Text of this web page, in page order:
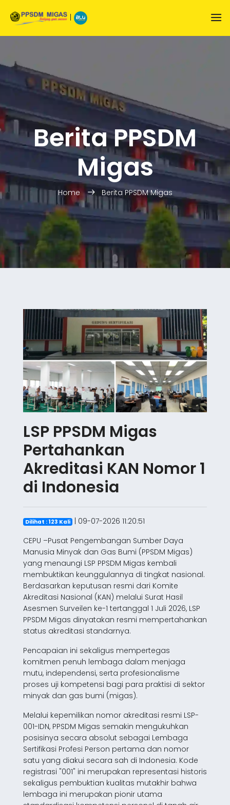
|
Berita PPSDM
Migas
Home Berita PPSDM Migas
LSP PPSDM Migas
Pertahankan
Akreditasi KAN Nomor 1
di Indonesia
Dilihat : 123 Kali | 09-07-2026 11:20:51
CEPU –Pusat Pengembangan Sumber Daya
Manusia Minyak dan Gas Bumi (PPSDM Migas)
yang menaungi LSP PPSDM Migas kembali
membuktikan keunggulannya di tingkat nasional.
Berdasarkan keputusan resmi dari Komite
Akreditasi Nasional (KAN) melalui Surat Hasil
Asesmen Surveilen ke-1 tertanggal 1 Juli 2026, LSP
PPSDM Migas dinyatakan resmi mempertahankan
status akreditasi standarnya.
Pencapaian ini sekaligus mempertegas
komitmen penuh lembaga dalam menjaga
mutu, independensi, serta profesionalisme
proses uji kompetensi bagi para praktisi di sektor
minyak dan gas bumi (migas).
Melalui kepemilikan nomor akreditasi resmi LSP-
001-IDN, PPSDM Migas semakin mengukuhkan
posisinya secara absolut sebagai Lembaga
Sertifikasi Profesi Person pertama dan nomor
satu yang diakui secara sah di Indonesia. Kode
registrasi "001" ini merupakan representasi historis
sekaligus pembuktian kualitas mutakhir bahwa
lembaga ini merupakan pionir utama